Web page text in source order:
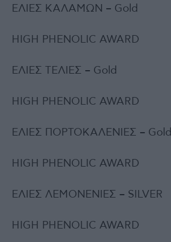
ΕΛΙΕΣ ΚΑΛΑΜΩΝ – Gold
HIGH PHENOLIC AWARD
ΕΛΙΕΣ ΤΕΛΙΕΣ – Gold
HIGH PHENOLIC AWARD
ΕΛΙΕΣ ΠΟΡΤΟΚΑΛΕΝΙΕΣ – Gold
HIGH PHENOLIC AWARD
ΕΛΙΕΣ ΛΕΜΟΝΕΝΙΕΣ – SILVER
HIGH PHENOLIC AWARD